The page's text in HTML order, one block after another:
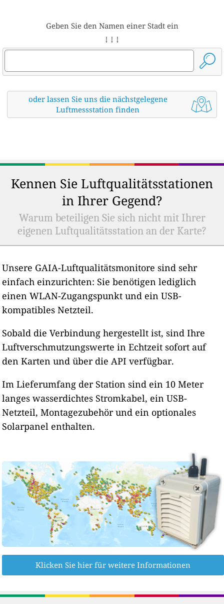
Geben Sie den Namen einer Stadt ein
↓ ↓ ↓
oder lassen Sie uns die nächstgelegene
Luftmessstation finden
Kennen Sie Luftqualitätsstationen
in Ihrer Gegend?
Warum beteiligen Sie sich nicht mit Ihrer
eigenen Luftqualitätsstation an der Karte?
Unsere GAIA-Luftqualitätsmonitore sind sehr
einfach einzurichten: Sie benötigen lediglich
einen WLAN-Zugangspunkt und ein USB-
kompatibles Netzteil.
Sobald die Verbindung hergestellt ist, sind Ihre
Luftverschmutzungswerte in Echtzeit sofort auf
den Karten und über die API verfügbar.
Im Lieferumfang der Station sind ein 10 Meter
langes wasserdichtes Stromkabel, ein USB-
Netzteil, Montagezubehör und ein optionales
Solarpanel enthalten.
Klicken Sie hier für weitere Informationen